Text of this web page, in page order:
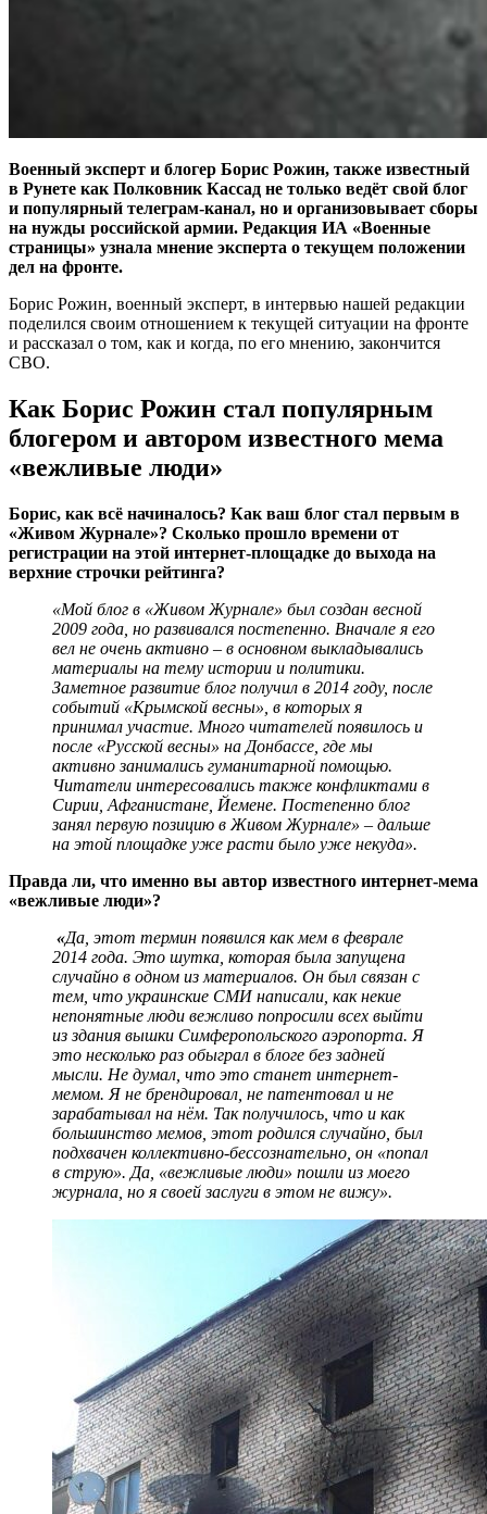
Военный эксперт и блогер Борис Рожин, также известный
в Рунете как Полковник Кассад не только ведёт свой блог
и популярный телеграм-канал, но и организовывает сборы
на нужды российской армии. Редакция ИА «Военные
страницы» узнала мнение эксперта о текущем положении
дел на фронте.
Борис Рожин, военный эксперт, в интервью нашей редакции
поделился своим отношением к текущей ситуации на фронте
и рассказал о том, как и когда, по его мнению, закончится
СВО.
Как Борис Рожин стал популярным
блогером и автором известного мема
«вежливые люди»
Борис, как всё начиналось? Как ваш блог стал первым в
«Живом Журнале»? Сколько прошло времени от
регистрации на этой интернет-площадке до выхода на
верхние строчки рейтинга?
«Мой блог в «Живом Журнале» был создан весной
2009 года, но развивался постепенно. Вначале я его
вел не очень активно – в основном выкладывались
материалы на тему истории и политики.
Заметное развитие блог получил в 2014 году, после
событий «Крымской весны», в которых я
принимал участие. Много читателей появилось и
после «Русской весны» на Донбассе, где мы
активно занимались гуманитарной помощью.
Читатели интересовались также конфликтами в
Сирии, Афганистане, Йемене. Постепенно блог
занял первую позицию в Живом Журнале» – дальше
на этой площадке уже расти было уже некуда».
Правда ли, что именно вы автор известного интернет-мема
«вежливые люди»?
«Да, этот термин появился как мем в феврале
2014 года. Это шутка, которая была запущена
случайно в одном из материалов. Он был связан с
тем, что украинские СМИ написали, как некие
непонятные люди вежливо попросили всех выйти
из здания вышки Симферопольского аэропорта. Я
это несколько раз обыграл в блоге без задней
мысли. Не думал, что это станет интернет-
мемом. Я не брендировал, не патентовал и не
зарабатывал на нём. Так получилось, что и как
большинство мемов, этот родился случайно, был
подхвачен коллективно-бессознательно, он «попал
в струю». Да, «вежливые люди» пошли из моего
журнала, но я своей заслуги в этом не вижу».